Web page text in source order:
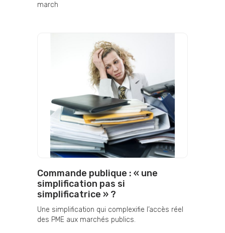
march
Commande publique : « une
simplification pas si
simplificatrice » ?
Une simplification qui complexifie l’accès réel
des PME aux marchés publics.